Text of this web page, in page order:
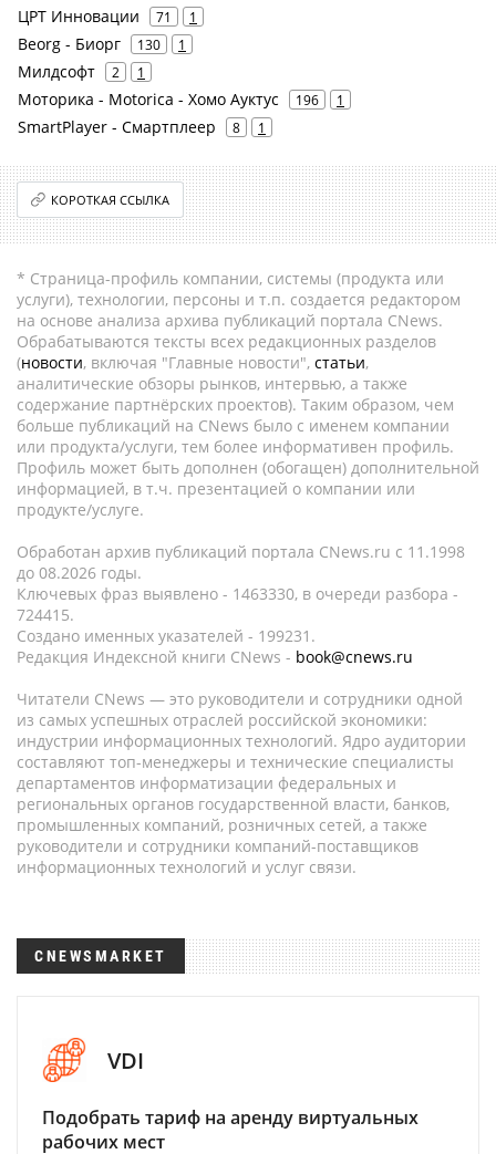
ЦРТ Инновации 71 1
Beorg - Биорг 130 1
Милдсофт 2 1
Моторика - Motorica - Хомо Ауктус 196 1
SmartPlayer - Смартплеер 8 1
КОРОТКАЯ ССЫЛКА
* Страница-профиль компании, системы (продукта или
услуги), технологии, персоны и т.п. создается редактором
на основе анализа архива публикаций портала CNews.
Обрабатываются тексты всех редакционных разделов
(новости, включая "Главные новости", статьи,
аналитические обзоры рынков, интервью, а также
содержание партнёрских проектов). Таким образом, чем
больше публикаций на CNews было с именем компании
или продукта/услуги, тем более информативен профиль.
Профиль может быть дополнен (обогащен) дополнительной
информацией, в т.ч. презентацией о компании или
продукте/услуге.
Обработан архив публикаций портала CNews.ru c 11.1998
до 08.2026 годы.
Ключевых фраз выявлено - 1463330, в очереди разбора -
724415.
Создано именных указателей - 199231.
Редакция Индексной книги CNews - book@cnews.ru
Читатели CNews — это руководители и сотрудники одной
из самых успешных отраслей российской экономики:
индустрии информационных технологий. Ядро аудитории
составляют топ-менеджеры и технические специалисты
департаментов информатизации федеральных и
региональных органов государственной власти, банков,
промышленных компаний, розничных сетей, а также
руководители и сотрудники компаний-поставщиков
информационных технологий и услуг связи.
CNEWSMARKET
VDI
Подобрать тариф на аренду виртуальных
рабочих мест